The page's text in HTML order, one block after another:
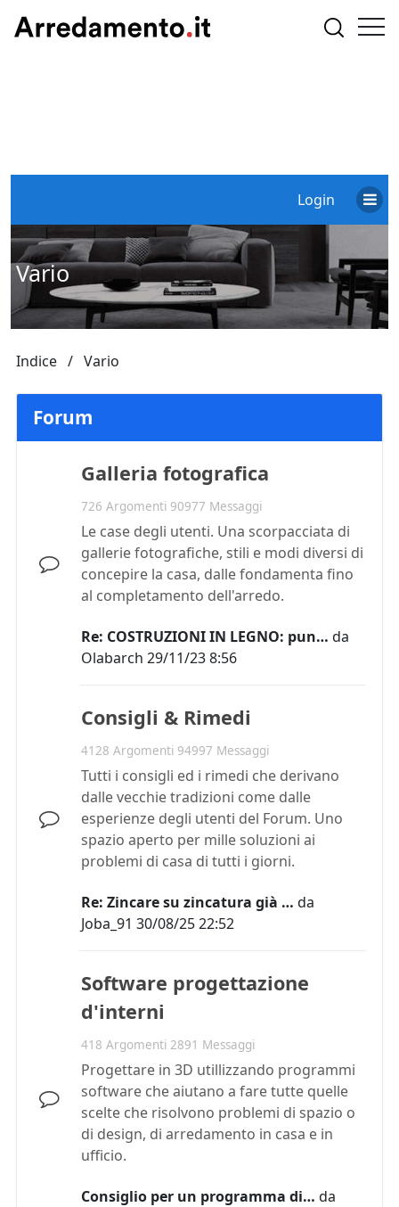
Login
Vario
Indice Vario
Forum
Galleria fotografica
726 Argomenti 90977 Messaggi
Le case degli utenti. Una scorpacciata di
gallerie fotografiche, stili e modi diversi di
concepire la casa, dalle fondamenta fino
al completamento dell'arredo.
Re: COSTRUZIONI IN LEGNO: pun… da
Olabarch 29/11/23 8:56
Consigli & Rimedi
4128 Argomenti 94997 Messaggi
Tutti i consigli ed i rimedi che derivano
dalle vecchie tradizioni come dalle
esperienze degli utenti del Forum. Uno
spazio aperto per mille soluzioni ai
problemi di casa di tutti i giorni.
Re: Zincare su zincatura già … da
Joba_91 30/08/25 22:52
Software progettazione
d'interni
418 Argomenti 2891 Messaggi
Progettare in 3D utillizzando programmi
software che aiutano a fare tutte quelle
scelte che risolvono problemi di spazio o
di design, di arredamento in casa e in
ufficio.
Consiglio per un programma di… da